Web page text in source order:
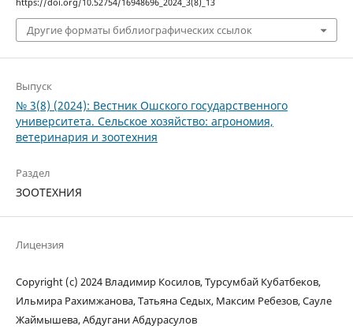
Другие форматы библиографических ссылок
Выпуск
№ 3(8) (2024): Вестник Ошского государственного
университета. Сельское хозяйство: агрономия,
ветеринария и зоотехния
Раздел
ЗООТЕХНИЯ
Лицензия
Copyright (c) 2024 Владимир Косилов, Турсумбай Кубатбеков,
Ильмира Рахимжанова, Татьяна Седых, Максим Ребезов, Сауле
Жаймышева, Абдугани Абдурасулов